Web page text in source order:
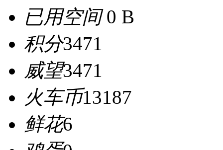
已用空间0 B
积分3471
威望3471
火车币13187
鲜花6